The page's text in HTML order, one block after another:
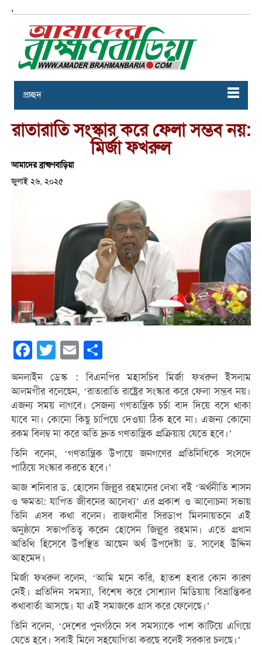
,
প্রচ্ছদ
রাতারাতি সংস্কার করে ফেলা সম্ভব নয়:
মির্জা ফখরুল
আমাদের ব্রাহ্মণবাড়িয়া
জুলাই ২৬, ২০২৫
Facebook
Twitter Email
অনলাইন ডেস্ক : বিএনপির মহাসচিব মির্জা ফখরুল ইসলাম
আলমগীর বলেছেন, ‘রাতারাতি রাষ্ট্রের সংস্কার করে ফেলা সম্ভব নয়।
এজন্য সময় লাগবে। সেজন্য গণতান্ত্রিক চর্চা বাদ দিয়ে বসে থাকা
যাবে না। কোনো কিছু চাপিয়ে দেওয়া ঠিক হবে না। এজন্য কোনো
রকম বিলম্ব না করে অতি দ্রুত গণতান্ত্রিক প্রক্রিয়ায় যেতে হবে।’
তিনি বলেন, ‘গণতান্ত্রিক উপায়ে জনগণের প্রতিনিধিকে সংসদে
পাঠিয়ে সংস্কার করতে হবে।’
আজ শনিবার ড. হোসেন জিল্লুর রহমানের লেখা বই ‌‘অর্থনীতি শাসন
ও ক্ষমতা: যাপিত জীবনের আলেখ্য’ এর প্রকাশ ও আলোচনা সভায়
তিনি এসব কথা বলেন। রাজধানীর সিরডাপ মিলনায়তনে এই
অনুষ্ঠানে সভাপতিত্ব করেন হোসেন জিল্লুর রহমান। এতে প্রধান
অতিথি হিসেবে উপস্থিত আছেন অর্থ উপদেষ্টা ড. সালেহ উদ্দিন
আহমেদ।
মির্জা ফখরুল বলেন, ‘আমি মনে করি, হাতশ হবার কোন কারণ
নেই। প্রতিদিন সমস্যা, বিশেষ করে সোশ্যাল মিডিয়ায় বিভ্রান্তিকর
কথাবার্তা আসছে। যা এই সমাজকে গ্রাস করে ফেলেছে।’
তিনি বলেন, ‘দেশের পুনর্গঠনে সব সমস্যাকে পাশ কাটিয়ে এগিয়ে
যেতে হবে। সবাই মিলে সহযোগিতা করছে বলেই সরকার চলছে।’